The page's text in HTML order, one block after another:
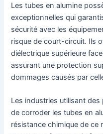
Les tubes en alumine
exceptionnelles qui
sécurité avec les
risque de court-circuit. Ils
diélectrique supérieure
assurant une protection
dommages causés par
Les industries utilisant
de corroder les tubes en
résistance chimique de ce